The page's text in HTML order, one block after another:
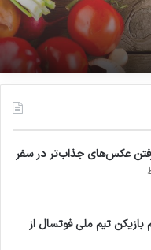
تیم ملی فوتسال از